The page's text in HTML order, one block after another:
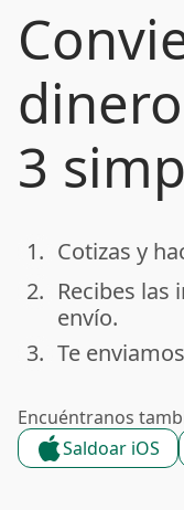
3
done
1. Cotizas y
done
2. Recibes las
envío.
done
3. Te
Encuéntranos
Saldoar iOS